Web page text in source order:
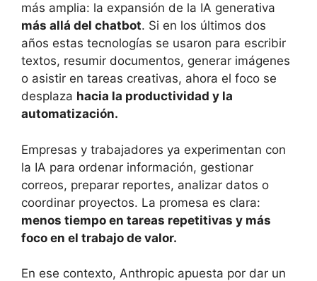
más amplia: la expansión de la IA generativa
más allá del chatbot. Si en los últimos dos
años estas tecnologías se usaron para escribir
textos, resumir documentos, generar imágenes
o asistir en tareas creativas, ahora el foco se
desplaza hacia la productividad y la
automatización.
Empresas y trabajadores ya experimentan con
la IA para ordenar información, gestionar
correos, preparar reportes, analizar datos o
coordinar proyectos. La promesa es clara:
menos tiempo en tareas repetitivas y más
foco en el trabajo de valor.
En ese contexto, Anthropic apuesta por dar un